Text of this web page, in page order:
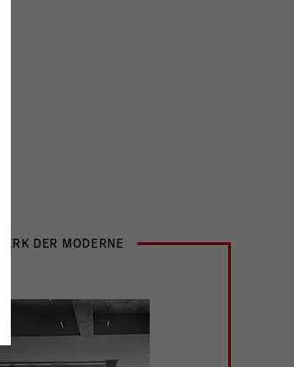
WERK DER MODERNE